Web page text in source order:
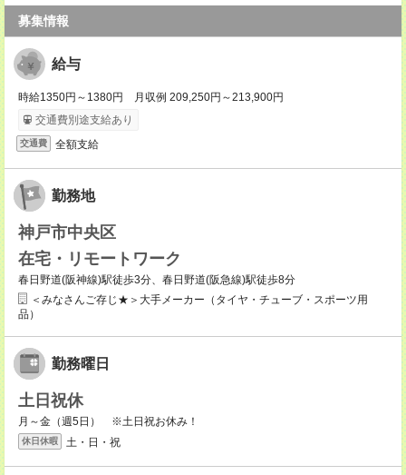
募集情報
給与
時給1350円～1380円 月収例 209,250円～213,900円
交通費別途支給あり
交通費 全額支給
勤務地
神戸市中央区
在宅・リモートワーク
春日野道(阪神線)駅徒歩3分、春日野道(阪急線)駅徒歩8分
＜みなさんご存じ★＞大手メーカー（タイヤ・チューブ・スポーツ用
品）
勤務曜日
土日祝休
月～金（週5日） ※土日祝お休み！
休日休暇 土・日・祝